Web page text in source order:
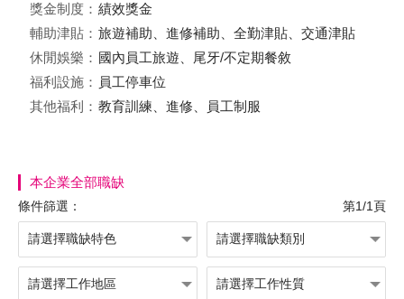
獎金制度： 績效獎金
輔助津貼： 旅遊補助、進修補助、全勤津貼、交通津貼
休閒娛樂： 國內員工旅遊、尾牙/不定期餐敘
福利設施： 員工停車位
其他福利： 教育訓練、進修、員工制服
本企業全部職缺
條件篩選： 第1/1頁